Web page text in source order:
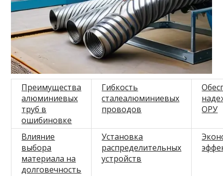
Преимущества
алюминиевых
труб в
ошибиновке
Гибкость
сталеалюминиевых
проводов
ОРУ
Влияние
выбора
материала на
долговечность
Установка
распределительных
устройств